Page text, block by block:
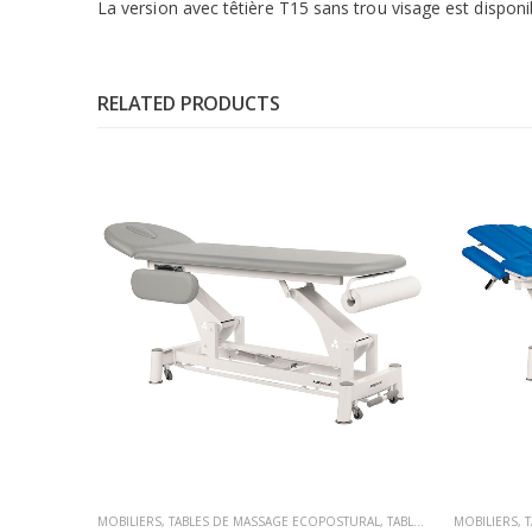
La version avec têtière T15 sans trou visage est
RELATED PRODUCTS
MOBILIERS, TABLES DE MASSAGE ECOPOSTURAL, TABLES DE MASSAGE ÉLECTRIQUE MOBILIERS,